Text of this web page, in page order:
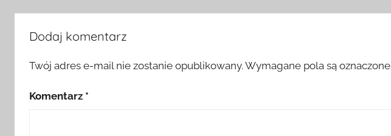
Dodaj komentarz
Twój adres e-mail nie zostanie opublikowany. Wymagane pola są oznaczone
Komentarz *